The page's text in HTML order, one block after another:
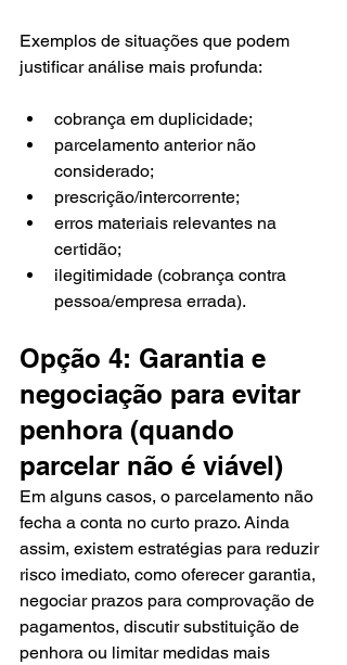
Exemplos de situações que podem
justificar análise mais profunda:
cobrança em duplicidade;
parcelamento anterior não
considerado;
prescrição/intercorrente;
erros materiais relevantes na
certidão;
ilegitimidade (cobrança contra
pessoa/empresa errada).
Opção 4: Garantia e
negociação para evitar
penhora (quando
parcelar não é viável)
Em alguns casos, o parcelamento não
fecha a conta no curto prazo. Ainda
assim, existem estratégias para reduzir
risco imediato, como oferecer garantia,
negociar prazos para comprovação de
pagamentos, discutir substituição de
penhora ou limitar medidas mais